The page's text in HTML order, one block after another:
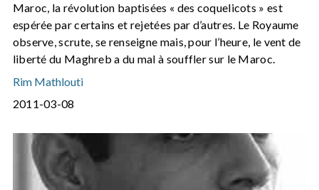
Maroc, la révolution baptisées « des coquelicots » est
espérée par certains et rejetées par d’autres. Le Royaume
observe, scrute, se renseigne mais, pour l’heure, le vent de
liberté du Maghreb a du mal à souffler sur le Maroc.
Rim Mathlouti
2011-03-08